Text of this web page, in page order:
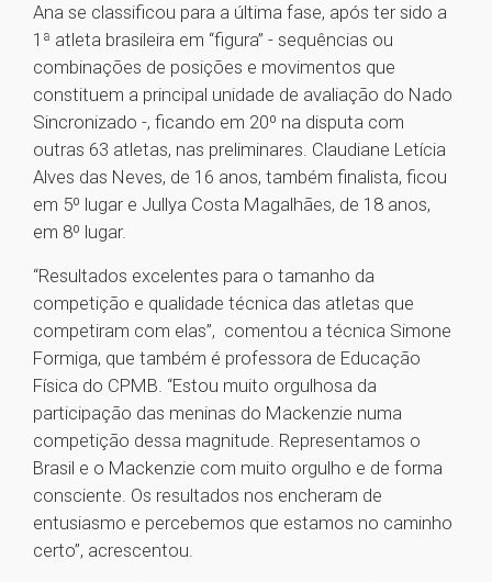
Ana se classificou para a última fase, após ter sido a
1ª atleta brasileira em “figura” - sequências ou
combinações de posições e movimentos que
constituem a principal unidade de avaliação do Nado
Sincronizado -, ficando em 20º na disputa com
outras 63 atletas, nas preliminares. Claudiane Letícia
Alves das Neves, de 16 anos, também finalista, ficou
em 5º lugar e Jullya Costa Magalhães, de 18 anos,
em 8º lugar.
“Resultados excelentes para o tamanho da
competição e qualidade técnica das atletas que
competiram com elas”, comentou a técnica Simone
Formiga, que também é professora de Educação
Física do CPMB. “Estou muito orgulhosa da
participação das meninas do Mackenzie numa
competição dessa magnitude. Representamos o
Brasil e o Mackenzie com muito orgulho e de forma
consciente. Os resultados nos encheram de
entusiasmo e percebemos que estamos no caminho
certo”, acrescentou.